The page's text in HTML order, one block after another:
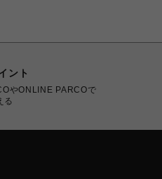
ント
やONLINE PARCOで
る